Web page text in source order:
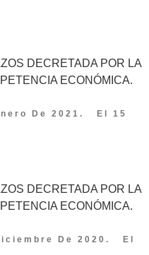
DECRETADA POR LA
ECONÓMICA.
De 2021. El 15
DECRETADA POR LA
ECONÓMICA.
De 2020. El